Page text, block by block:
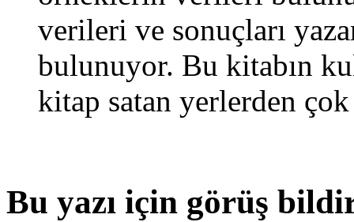
verileri ve sonuçları
bulunuyor. Bu kitabın
kitap satan yerlerden
Bu yazı için görüş